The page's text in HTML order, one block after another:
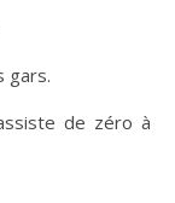
gars.
de zéro à